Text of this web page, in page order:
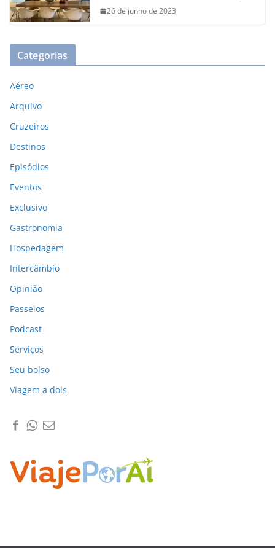
26 de junho de 2023
Categorias
Aéreo
Arquivo
Cruzeiros
Destinos
Episódios
Eventos
Exclusivo
Gastronomia
Hospedagem
Intercâmbio
Opinião
Passeios
Podcast
Serviços
Seu bolso
Viagem a dois